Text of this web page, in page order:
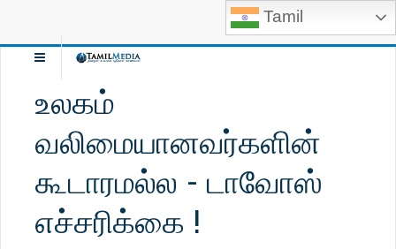
Tamil
உலகம்
வலிமையானவர்களின்
கூடாரமல்ல - டாவோஸ்
எச்சரிக்கை !